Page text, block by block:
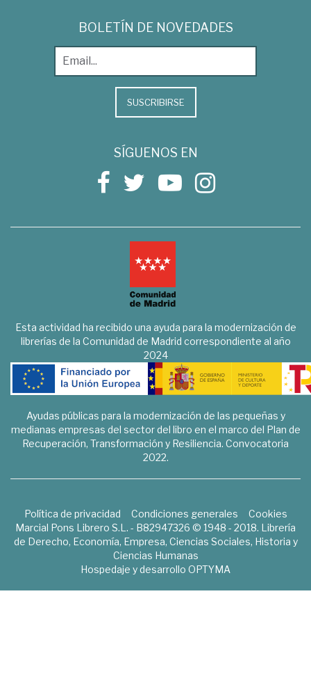
BOLETÍN DE NOVEDADES
SUSCRIBIRSE
SÍGUENOS EN
Esta actividad ha recibido una ayuda para la modernización de
librerías de la Comunidad de Madrid correspondiente al año
2024
Ayudas públicas para la modernización de las pequeñas y
medianas empresas del sector del libro en el marco del Plan de
Recuperación, Transformación y Resiliencia. Convocatoria
2022.
Política de privacidad Condiciones generales
Cookies
Marcial Pons Librero S.L. - B82947326 © 1948 - 2018. Librería
de Derecho, Economía, Empresa, Ciencias Sociales, Historia y
Ciencias Humanas
Hospedaje y desarrollo OPTYMA